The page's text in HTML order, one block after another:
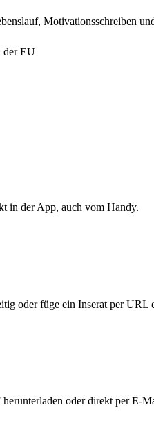
Motivationsschreiben
der EU
in der App, auch vom Handy.
oder füge ein Inserat per URL
oder direkt per E-